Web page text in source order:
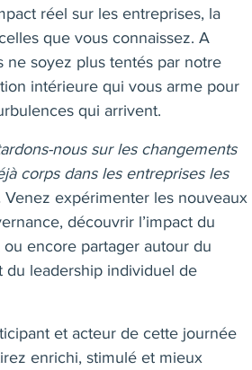
réel sur les entreprises, la
que vous connaissez. A
ne soyez plus tentés par notre
intérieure qui vous arme pour
qui arrivent.
nous sur les changements
corps dans les entreprises les
Venez expérimenter les nouveaux
découvrir l’impact du
ou encore partager autour du
du leadership individuel de
et acteur de cette journée
enrichi, stimulé et mieux